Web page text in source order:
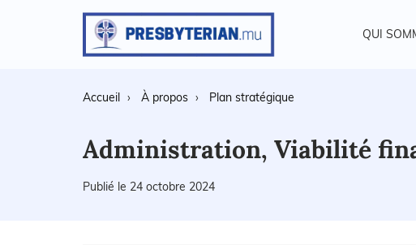
QUI
Accueil À propos Plan stratégique
Administration, Viabilité
Publié le 24 octobre 2024